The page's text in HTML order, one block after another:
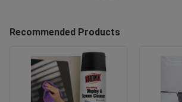
Recommended Products